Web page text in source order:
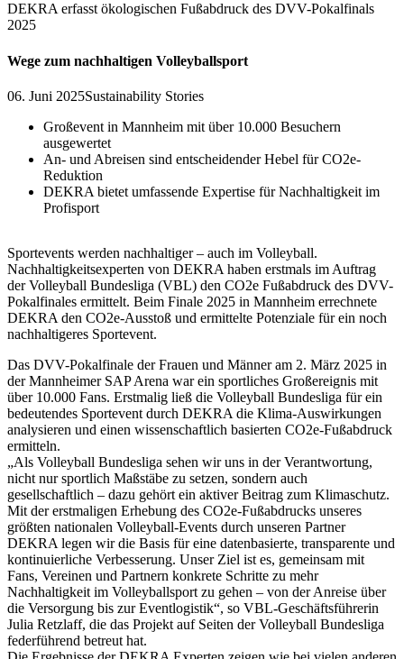
DEKRA erfasst ökologischen Fußabdruck des DVV-Pokalfinals
2025
Wege zum nachhaltigen Volleyballsport
06. Juni 2025Sustainability Stories
Großevent in Mannheim mit über 10.000 Besuchern
ausgewertet
An- und Abreisen sind entscheidender Hebel für CO2e-
Reduktion
DEKRA bietet umfassende Expertise für Nachhaltigkeit im
Profisport
Sportevents werden nachhaltiger – auch im Volleyball.
Nachhaltigkeitsexperten von DEKRA haben erstmals im Auftrag
der Volleyball Bundesliga (VBL) den CO2e Fußabdruck des DVV-
Pokalfinales ermittelt. Beim Finale 2025 in Mannheim errechnete
DEKRA den CO2e-Ausstoß und ermittelte Potenziale für ein noch
nachhaltigeres Sportevent.
Das DVV-Pokalfinale der Frauen und Männer am 2. März 2025 in
der Mannheimer SAP Arena war ein sportliches Großereignis mit
über 10.000 Fans. Erstmalig ließ die Volleyball Bundesliga für ein
bedeutendes Sportevent durch DEKRA die Klima-Auswirkungen
analysieren und einen wissenschaftlich basierten CO2e-Fußabdruck
ermitteln.
„Als Volleyball Bundesliga sehen wir uns in der Verantwortung,
nicht nur sportlich Maßstäbe zu setzen, sondern auch
gesellschaftlich – dazu gehört ein aktiver Beitrag zum Klimaschutz.
Mit der erstmaligen Erhebung des CO2e-Fußabdrucks unseres
größten nationalen Volleyball-Events durch unseren Partner
DEKRA legen wir die Basis für eine datenbasierte, transparente und
kontinuierliche Verbesserung. Unser Ziel ist es, gemeinsam mit
Fans, Vereinen und Partnern konkrete Schritte zu mehr
Nachhaltigkeit im Volleyballsport zu gehen – von der Anreise über
die Versorgung bis zur Eventlogistik“, so VBL-Geschäftsführerin
Julia Retzlaff, die das Projekt auf Seiten der Volleyball Bundesliga
federführend betreut hat.